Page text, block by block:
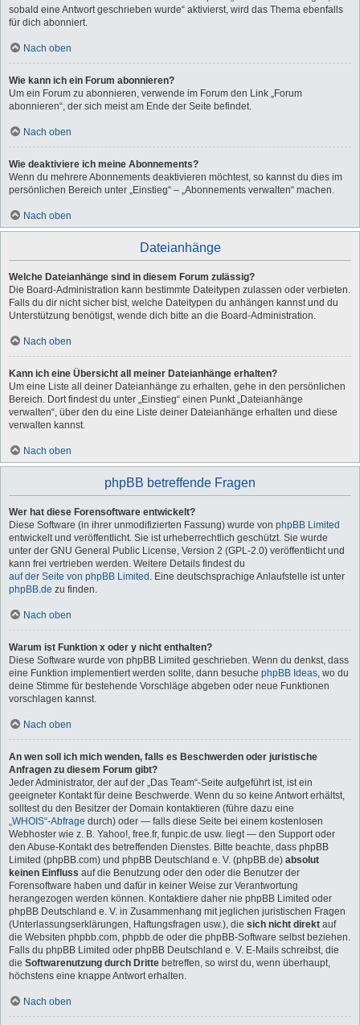
sobald eine Antwort geschrieben wurde“ aktivierst, wird das Thema ebenfalls
für dich abonniert.
Nach oben
Wie kann ich ein Forum abonnieren?
Um ein Forum zu abonnieren, verwende im Forum den Link „Forum
abonnieren“, der sich meist am Ende der Seite befindet.
Nach oben
Wie deaktiviere ich meine Abonnements?
Wenn du mehrere Abonnements deaktivieren möchtest, so kannst du dies im
persönlichen Bereich unter „Einstieg“ – „Abonnements verwalten“ machen.
Nach oben
Dateianhänge
Welche Dateianhänge sind in diesem Forum zulässig?
Die Board-Administration kann bestimmte Dateitypen zulassen oder verbieten.
Falls du dir nicht sicher bist, welche Dateitypen du anhängen kannst und du
Unterstützung benötigst, wende dich bitte an die Board-Administration.
Nach oben
Kann ich eine Übersicht all meiner Dateianhänge erhalten?
Um eine Liste all deiner Dateianhänge zu erhalten, gehe in den persönlichen
Bereich. Dort findest du unter „Einstieg“ einen Punkt „Dateianhänge
verwalten“, über den du eine Liste deiner Dateianhänge erhalten und diese
verwalten kannst.
Nach oben
phpBB betreffende Fragen
Wer hat diese Forensoftware entwickelt?
Diese Software (in ihrer unmodifizierten Fassung) wurde von phpBB Limited
entwickelt und veröffentlicht. Sie ist urheberrechtlich geschützt. Sie wurde
unter der GNU General Public License, Version 2 (GPL-2.0) veröffentlicht und
kann frei vertrieben werden. Weitere Details findest du
auf der Seite von phpBB Limited . Eine deutschsprachige Anlaufstelle ist unter
phpBB.de zu finden.
Nach oben
Warum ist Funktion x oder y nicht enthalten?
Diese Software wurde von phpBB Limited geschrieben. Wenn du denkst, dass
eine Funktion implementiert werden sollte, dann besuche phpBB Ideas, wo du
deine Stimme für bestehende Vorschläge abgeben oder neue Funktionen
vorschlagen kannst.
Nach oben
An wen soll ich mich wenden, falls es Beschwerden oder juristische
Anfragen zu diesem Forum gibt?
Jeder Administrator, der auf der „Das Team“-Seite aufgeführt ist, ist ein
geeigneter Kontakt für deine Beschwerde. Wenn du so keine Antwort erhältst,
solltest du den Besitzer der Domain kontaktieren (führe dazu eine
„WHOIS“-Abfrage durch) oder — falls diese Seite bei einem kostenlosen
Webhoster wie z. B. Yahoo!, free.fr, funpic.de usw. liegt — den Support oder
den Abuse-Kontakt des betreffenden Dienstes. Bitte beachte, dass phpBB
Limited (phpBB.com) und phpBB Deutschland e. V. (phpBB.de) absolut
keinen Einfluss auf die Benutzung oder den oder die Benutzer der
Forensoftware haben und dafür in keiner Weise zur Verantwortung
herangezogen werden können. Kontaktiere daher nie phpBB Limited oder
phpBB Deutschland e. V. in Zusammenhang mit jeglichen juristischen Fragen
(Unterlassungserklärungen, Haftungsfragen usw.), die sich nicht direkt auf
die Websiten phpbb.com, phpbb.de oder die phpBB-Software selbst beziehen.
Falls du phpBB Limited oder phpBB Deutschland e. V. E-Mails schreibst, die
die Softwarenutzung durch Dritte betreffen, so wirst du, wenn überhaupt,
höchstens eine knappe Antwort erhalten.
Nach oben